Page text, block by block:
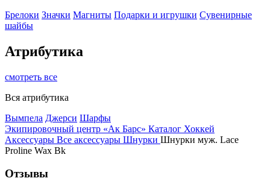
Брелоки Значки Магниты Подарки и игрушки Сувенирные
шайбы
Атрибутика
смотреть все
Вся атрибутика
Вымпела Джерси Шарфы
Экипировочный центр «Ак Барс» Каталог Хоккей
Аксессуары Все аксессуары Шнурки Шнурки муж. Lace
Proline Wax Bk
Отзывы